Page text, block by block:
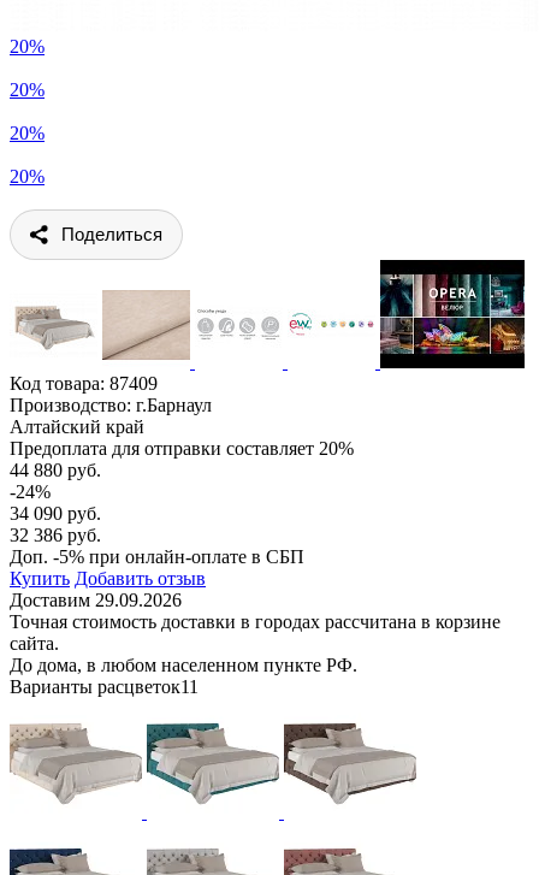
20%
20%
20%
20%
Поделиться
Код товара: 87409
Производство: г.Барнаул
Алтайский край
Предоплата для отправки составляет 20%
44 880 руб.
-24%
34 090 руб.
32 386 руб.
Доп. -5% при онлайн-оплате в СБП
Купить Добавить отзыв
Доставим 29.09.2026
Точная стоимость доставки в городах рассчитана в корзине
сайта.
До дома, в любом населенном пункте РФ.
Варианты расцветок11